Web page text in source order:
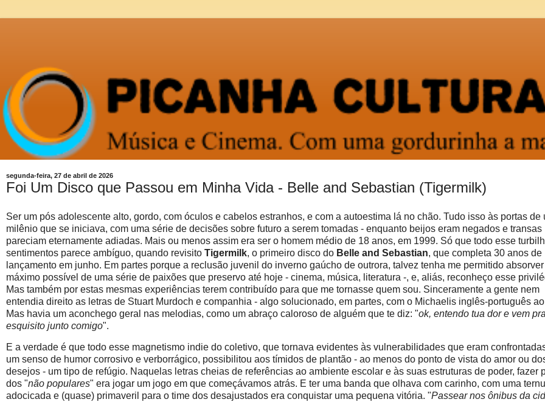
segunda-feira, 27 de abril de 2026
Foi Um Disco que Passou em Minha Vida - Belle and Sebastian (Tigermilk)
Ser um pós adolescente alto, gordo, com óculos e cabelos estranhos, e com a autoestima lá no chão. Tudo isso às portas de
milênio que se iniciava, com uma série de decisões sobre futuro a serem tomadas - enquanto beijos eram negados e transas
pareciam eternamente adiadas. Mais ou menos assim era ser o homem médio de 18 anos, em 1999. Só que todo esse
sentimentos parece ambíguo, quando revisito Tigermilk, o primeiro disco do Belle and Sebastian, que completa 30 anos de
lançamento em junho. Em partes porque a reclusão juvenil do inverno gaúcho de outrora, talvez tenha me permitido
máximo possível de uma série de paixões que preservo até hoje - cinema, música, literatura -, e, aliás, reconheço esse
Mas também por estas mesmas experiências terem contribuído para que me tornasse quem sou. Sinceramente a gente nem
entendia direito as letras de Stuart Murdoch e companhia - algo solucionado, em partes, com o Michaelis inglês-português
Mas havia um aconchego geral nas melodias, como um abraço caloroso de alguém que te diz: "ok, entendo tua dor e vem
esquisito junto comigo".
E a verdade é que todo esse magnetismo indie do coletivo, que tornava evidentes às vulnerabilidades que eram
um senso de humor corrosivo e verborrágico, possibilitou aos tímidos de plantão - ao menos do ponto de vista do amor ou
desejos - um tipo de refúgio. Naquelas letras cheias de referências ao ambiente escolar e às suas estruturas de poder, fazer
dos "não populares" era jogar um jogo em que começávamos atrás. E ter uma banda que olhava com carinho, com uma
adocicada e (quase) primaveril para o time dos desajustados era conquistar uma pequena vitória. "Passear nos ônibus da